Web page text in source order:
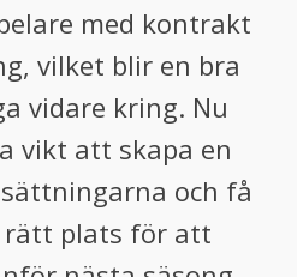
med kontrakt
vilket blir en bra
vidare kring. Nu
vikt att skapa en
och få
rätt plats för att